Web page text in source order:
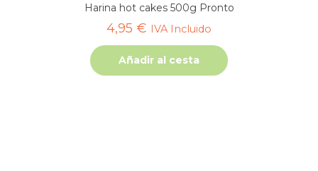
Harina hot cakes 500g Pronto
4,95 € IVA Incluido
Añadir al cesta